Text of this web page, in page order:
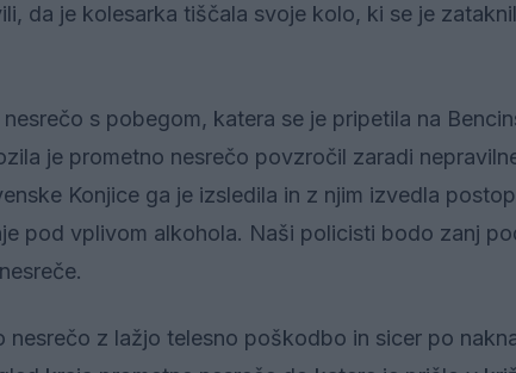
da je kolesarka tiščala svoje kolo, ki se je
s pobegom, katera se je pripetila na
je prometno nesrečo povzročil zaradi
Konjice ga je izsledila in z njim izvedla
pod vplivom alkohola. Naši policisti bodo zanj
nesrečo z lažjo telesno poškodbo in sicer po